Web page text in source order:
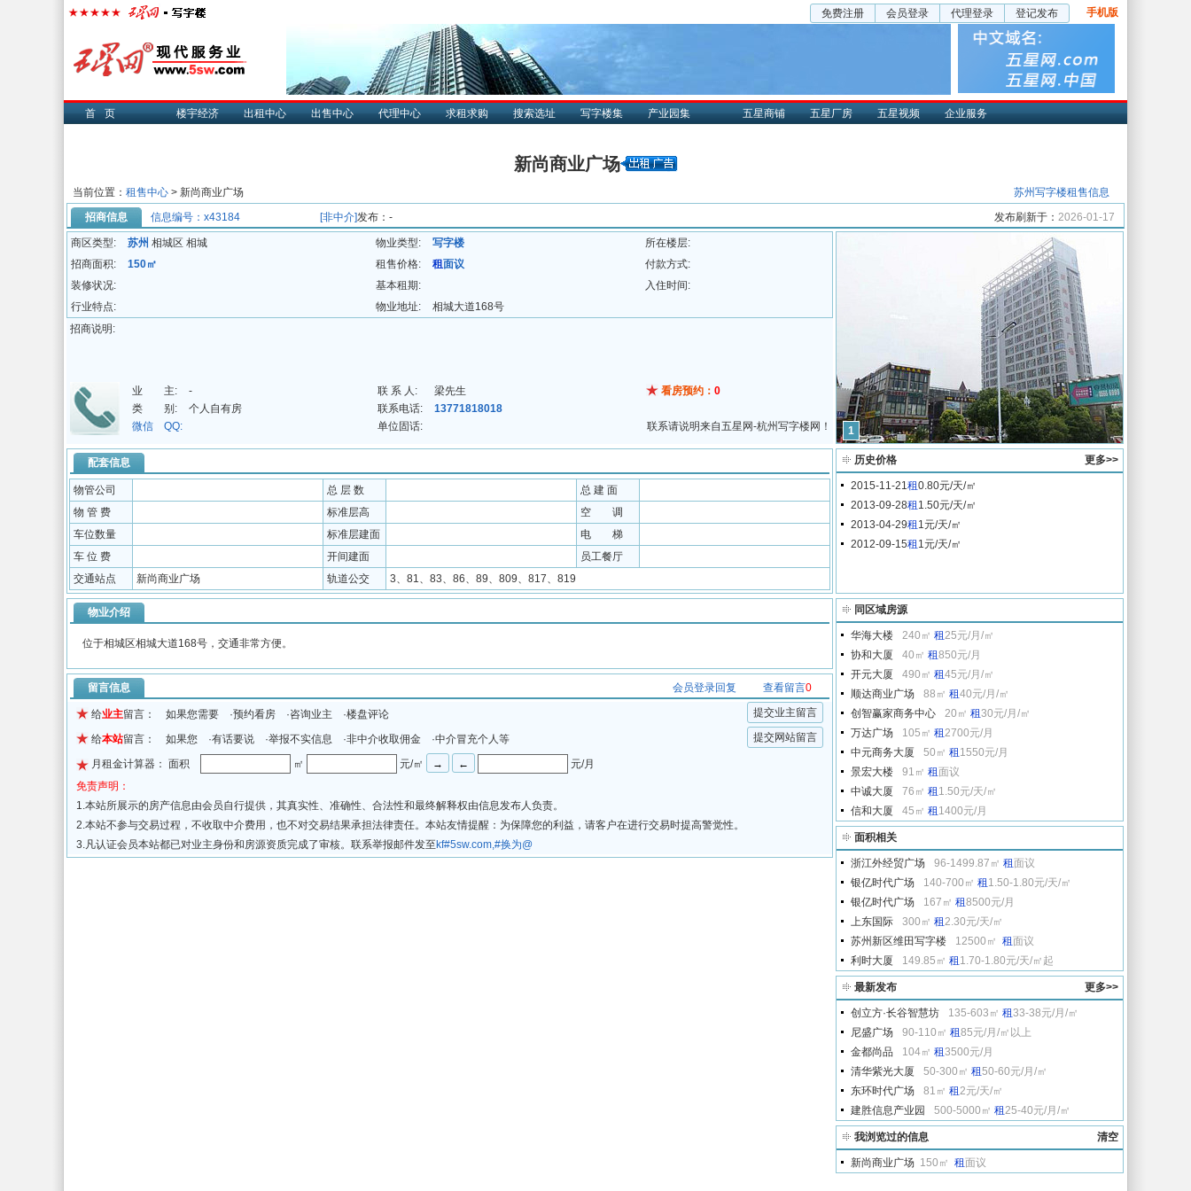
免费注册 会员登录 代理登录 登记发布 手机版
首页 楼宇经济 出租中心 出售中心 代理中心 求租求购 搜索选址 写字楼集 产业园集 五星商铺 五星厂房 五星视频 企业服务
新尚商业广场
当前位置： 租售中心 > 新尚商业广场
苏州写字楼租售信息
招商信息
信息编号：x43184 [非中介]发布：- 发布刷新于： 2026-01-17
商区类型: 苏州 相城区 相城 物业类型: 写字楼
所在楼层:
招商面积:
150㎡ 租售价格: 租面议
付款方式:
装修状况:
基本租期:
入住时间:
行业特点:
物业地址:
相城大道168号
招商说明:
业 主: - 联 系 人: 梁先生 看房预约： 0
类 别:
个人自有房 联系电话:
13771818018
微信 QQ:
单位固话: 联系请说明来自五星网-杭州写字楼网！
配套信息
物管公司 总 层 数
总 建 面
物 管 费
标准层高
空 调
车位数量
标准层建面
电 梯
车 位 费
开间建面
员工餐厅
交通站点
新尚商业广场 轨道公交 3、81、83、86、89、809、817、819
物业介绍
位于相城区相城大道168号，交通非常方便。
留言信息 0
查看留言
会员登录回复
给业主留言： 如果您需要 ·预约看房 ·咨询业主 ·楼盘评论 提交业主留言
给本站留言： 如果您 ·有话要说 ·举报不实信息 ·非中介收取佣金 ·中介冒充个人等 提交网站留言
月租金计算器： 面积 ㎡ 元/㎡
元/月
免责声明：
1.本站所展示的房产信息由会员自行提供，其真实性、准确性、合法性和最终解释权由信息发布人负责。
2.本站不参与交易过程，不收取中介费用，也不对交易结果承担法律责任。本站友情提醒：为保障您的利益，请客户在进行交易时提高警觉性。
3.凡认证会员本站都已对业主身份和房源资质完成了审核。联系举报邮件发至 kf#5sw.com,#换为@
1
更多>>
历史价格
2015-11-21租0.80元/天/㎡
2013-09-28租 1.50元/天/㎡
2013-04-29租 1元/天/㎡
2012-09-15租 1元/天/㎡
同区域房源
华海大楼 240㎡ 租25元/月/㎡
协和大厦
40㎡ 租850元/月
开元大厦
490㎡ 租45元/月/㎡
顺达商业广场
88㎡ 租40元/月/㎡
创智赢家商务中心
20㎡ 租30元/月/㎡
万达广场
105㎡ 租2700元/月
中元商务大厦
50㎡ 租 1550元/月
景宏大楼
91㎡ 租面议
中诚大厦
76㎡ 租 1.50元/天/㎡
信和大厦
45㎡ 租 1400元/月
面积相关
浙江外经贸广场 96-1499.87㎡ 租面议
银亿时代广场
140-700㎡ 租 1.50-1.80元/天/㎡
银亿时代广场
167㎡ 租8500元/月
上东国际
300㎡ 租2.30元/天/㎡
苏州新区维田写字楼
12500㎡ 租面议
利时大厦
149.85㎡ 租 1.70-1.80元/天/㎡起
更多>>
最新发布
创立方·长谷智慧坊 135-603㎡ 租33-38元/月/㎡
尼盛广场
90-110㎡ 租85元/月/㎡以上
金都尚品
104㎡ 租3500元/月
清华紫光大厦
50-300㎡ 租50-60元/月/㎡
东环时代广场
81㎡ 租2元/天/㎡
建胜信息产业园
500-5000㎡ 租25-40元/月/㎡
清空
我浏览过的信息
新尚商业广场 150㎡ 租面议